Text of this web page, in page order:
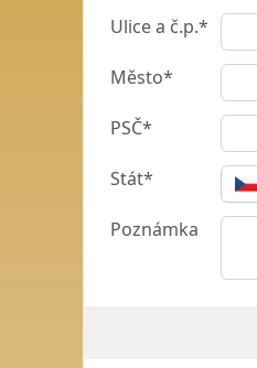
Ulice a č.p.*
Město*
PSČ*
Stát*
Poznámka